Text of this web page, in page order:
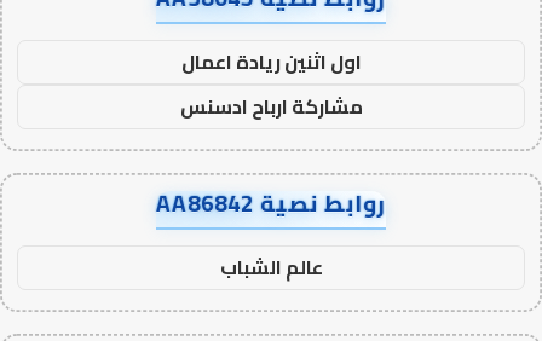
اول اثنين ريادة اعمال
مشاركة ارباح ادسنس
روابط نصية AA86842
عالم الشباب